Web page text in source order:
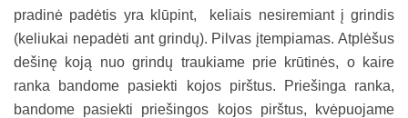
pradinė padėtis yra klūpint, keliais nesiremiant į grindis
(keliukai nepadėti ant grindų). Pilvas įtempiamas. Atplėšus
dešinę koją nuo grindų traukiame prie krūtinės, o kaire
ranka bandome pasiekti kojos pirštus. Priešinga ranka,
bandome pasiekti priešingos kojos pirštus, kvėpuojame